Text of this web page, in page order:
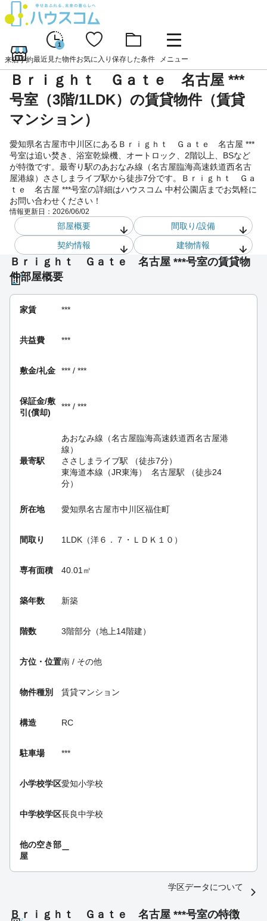
来店予約
1
最近見た物件お気に入り 保存した条件 メニュー
Ｂｒｉｇｈｔ Ｇａｔｅ 名古屋 ***
号室（3階/1LDK）の賃貸物件（賃貸
マンション）
愛知県名古屋市中川区にあるＢｒｉｇｈｔ Ｇａｔｅ 名古屋 ***
号室は追い焚き、浴室乾燥機、オートロック、2階以上、BSなど
が特徴です。最寄り駅のあおなみ線（名古屋臨海高速鉄道西名古
屋港線）ささしまライブ駅から徒歩7分です。Ｂｒｉｇｈｔ Ｇａ
ｔｅ 名古屋 ***号室の詳細はハウスコム 中村公園店までお気軽に
お問い合わせください！
情報更新日： 2026/06/02
部屋概要
間取り/設備
契約情報
建物情報
Ｂｒｉｇｈｔ Ｇａｔｅ 名古屋 ***号室の賃貸物
件部屋概要
家賃 ***
共益費 ***
敷金/礼金 *** / ***
保証金/敷
引(償却)
*** / ***
最寄駅
あおなみ線（名古屋臨海高速鉄道西名古屋港
線）
ささしまライブ駅 （徒歩7分）
東海道本線（JR東海）
名古屋駅 （徒歩24
分）
所在地 愛知県名古屋市中川区福住町
間取り 1LDK（洋６．７・ＬＤＫ１０）
専有面積 40.01㎡
築年数 新築
階数 3階部分（地上14階建）
方位・位置南 / その他
物件種別 賃貸マンション
構造 RC
駐車場 ***
小学校学区愛知小学校
中学校学区長良中学校
他の空き部
屋
ー
学区データについて
Ｂｒｉｇｈｔ Ｇａｔｅ 名古屋 ***号室の特徴